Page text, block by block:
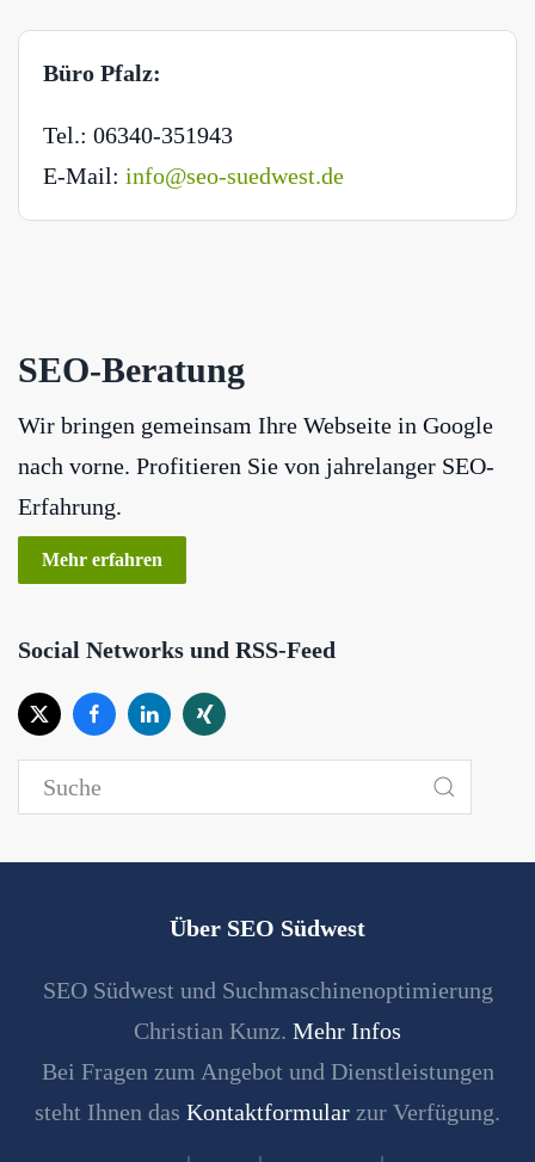
Büro Pfalz:
Tel.: 06340-351943
E-Mail: info@seo-suedwest.de
SEO-Beratung
Wir bringen gemeinsam Ihre Webseite in Google
nach vorne. Profitieren Sie von jahrelanger SEO-
Erfahrung.
Mehr erfahren
Social Networks und RSS-Feed
Über SEO Südwest
SEO Südwest und Suchmaschinenoptimierung
Christian Kunz. Mehr Infos
Bei Fragen zum Angebot und Dienstleistungen
steht Ihnen das Kontaktformular zur Verfügung.